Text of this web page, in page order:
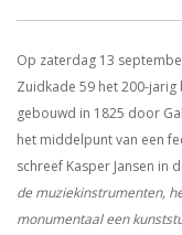
Op zaterdag 13
Zuidkade 59 het 200-
gebouwd in 1825 door
het middelpunt van een
schreef Kasper Jansen in
de muziekinstrumenten,
monumentaal een